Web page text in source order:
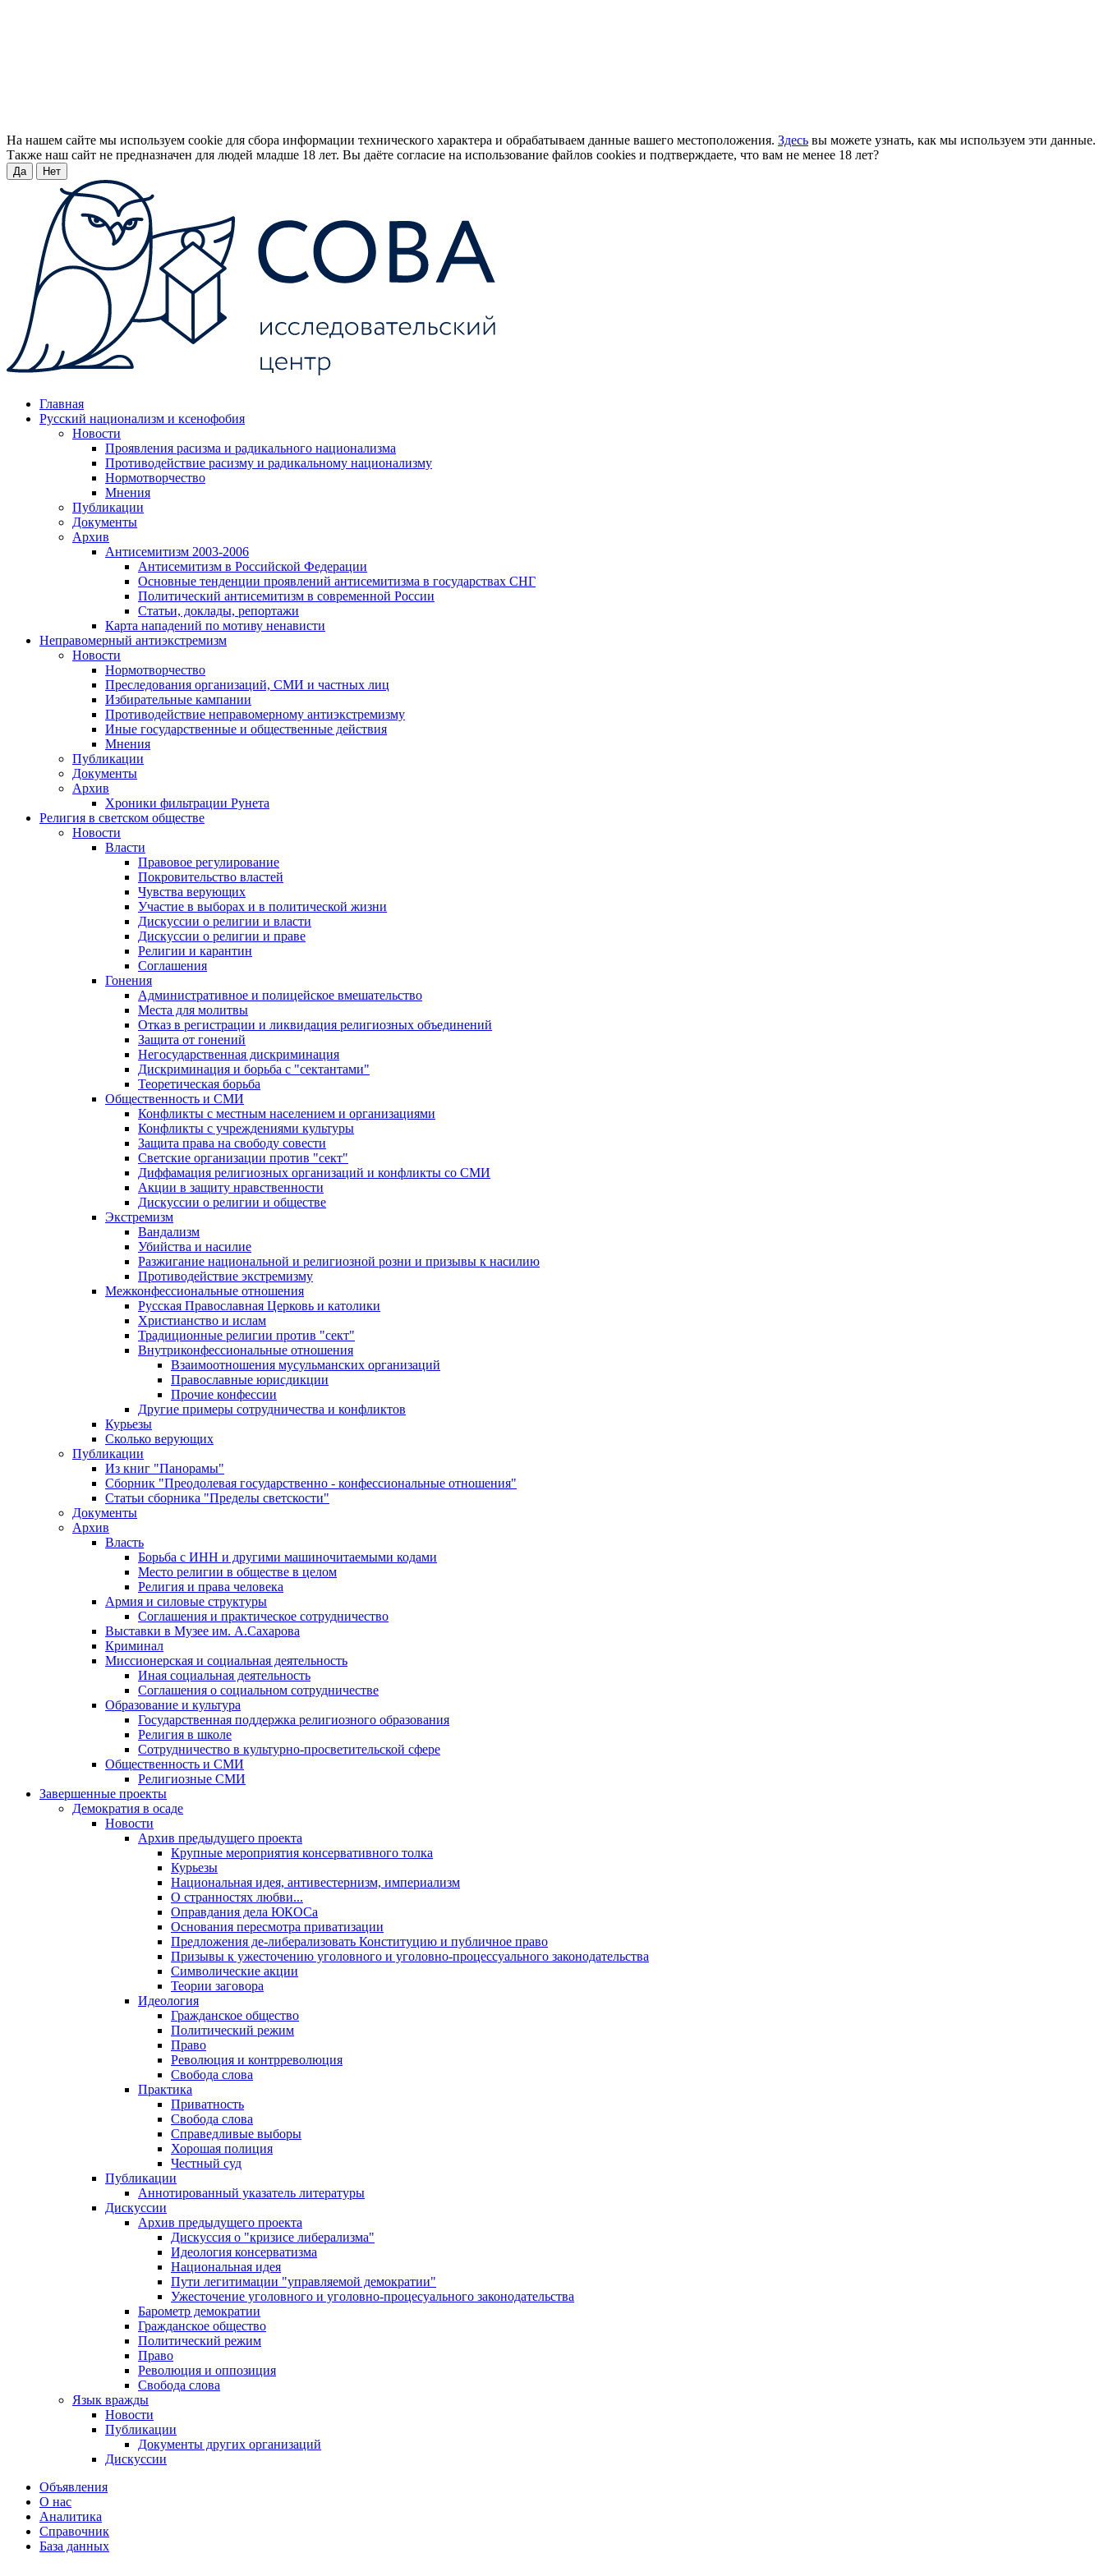
На нашем сайте мы используем cookie для сбора информации технического характера и обрабатываем данные вашего местоположения. Здесь вы можете узнать, как мы используем эти данные.
Также наш сайт не предназначен для людей младше 18 лет. Вы даёте согласие на использование файлов cookies и подтверждаете, что вам не менее 18 лет?
Да Нет
Главная
Русский национализм и ксенофобия
Новости
Проявления расизма и радикального национализма
Противодействие расизму и радикальному национализму
Нормотворчество
Мнения
Публикации
Документы
Архив
Антисемитизм 2003-2006
Антисемитизм в Российской Федерации
Основные тенденции проявлений антисемитизма в государствах СНГ
Политический антисемитизм в современной России
Статьи, доклады, репортажи
Карта нападений по мотиву ненависти
Неправомерный антиэкстремизм
Новости
Нормотворчество
Преследования организаций, СМИ и частных лиц
Избирательные кампании
Противодействие неправомерному антиэкстремизму
Иные государственные и общественные действия
Мнения
Публикации
Документы
Архив
Хроники фильтрации Рунета
Религия в светском обществе
Новости
Власти
Правовое регулирование
Покровительство властей
Чувства верующих
Участие в выборах и в политической жизни
Дискуссии о религии и власти
Дискуссии о религии и праве
Религии и карантин
Соглашения
Гонения
Административное и полицейское вмешательство
Места для молитвы
Отказ в регистрации и ликвидация религиозных объединений
Защита от гонений
Негосударственная дискриминация
Дискриминация и борьба с "сектантами"
Теоретическая борьба
Общественность и СМИ
Конфликты с местным населением и организациями
Конфликты с учреждениями культуры
Защита права на свободу совести
Светские организации против "сект"
Диффамация религиозных организаций и конфликты со СМИ
Акции в защиту нравственности
Дискуссии о религии и обществе
Экстремизм
Вандализм
Убийства и насилие
Разжигание национальной и религиозной розни и призывы к насилию
Противодействие экстремизму
Межконфессиональные отношения
Русская Православная Церковь и католики
Христианство и ислам
Традиционные религии против "сект"
Внутриконфессиональные отношения
Взаимоотношения мусульманских организаций
Православные юрисдикции
Прочие конфессии
Другие примеры сотрудничества и конфликтов
Курьезы
Сколько верующих
Публикации
Из книг "Панорамы"
Сборник "Преодолевая государственно - конфессиональные отношения"
Статьи сборника "Пределы светскости"
Документы
Архив
Власть
Борьба с ИНН и другими машиночитаемыми кодами
Место религии в обществе в целом
Религия и права человека
Армия и силовые структуры
Соглашения и практическое сотрудничество
Выставки в Музее им. А.Сахарова
Криминал
Миссионерская и социальная деятельность
Иная социальная деятельность
Соглашения о социальном сотрудничестве
Образование и культура
Государственная поддержка религиозного образования
Религия в школе
Сотрудничество в культурно-просветительской сфере
Общественность и СМИ
Религиозные СМИ
Завершенные проекты
Демократия в осаде
Новости
Архив предыдущего проекта
Крупные мероприятия консервативного толка
Курьезы
Национальная идея, антивестернизм, империализм
О странностях любви...
Оправдания дела ЮКОСа
Основания пересмотра приватизации
Предложения де-либерализовать Конституцию и публичное право
Призывы к ужесточению уголовного и уголовно-процессуального законодательства
Символические акции
Теории заговора
Идеология
Гражданское общество
Политический режим
Право
Революция и контрреволюция
Свобода слова
Практика
Приватность
Свобода слова
Справедливые выборы
Хорошая полиция
Честный суд
Публикации
Аннотированный указатель литературы
Дискуссии
Архив предыдущего проекта
Дискуссия о "кризисе либерализма"
Идеология консерватизма
Национальная идея
Пути легитимации "управляемой демократии"
Ужесточение уголовного и уголовно-процесуального законодательства
Барометр демократии
Гражданское общество
Политический режим
Право
Революция и оппозиция
Свобода слова
Язык вражды
Новости
Публикации
Документы других организаций
Дискуссии
Объявления
О нас
Аналитика
Справочник
База данных